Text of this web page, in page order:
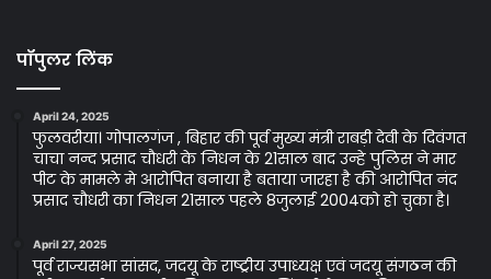
पॉपुलर लिंक
April 24, 2025
फुलवरीया। गोपालगंज , बिहार की पूर्व मुख्य मंत्री राबड़ी देवी के दिवंगत
चाचा नन्द प्रसाद चौधरी के निधन के 21साल बाद उन्हे पुलिस ने मार
पीट के मामले मे आरोपित बनाया है बताया जारहा है की आरोपित नंद
प्रसाद चौधरी का निधन 21साल पहले 8जुलाई 2004को हो चुका है।
April 27, 2025
पूर्व राज्यसभा सांसद, जदयू के राष्ट्रीय उपाध्यक्ष एवं जदयू संगठन की